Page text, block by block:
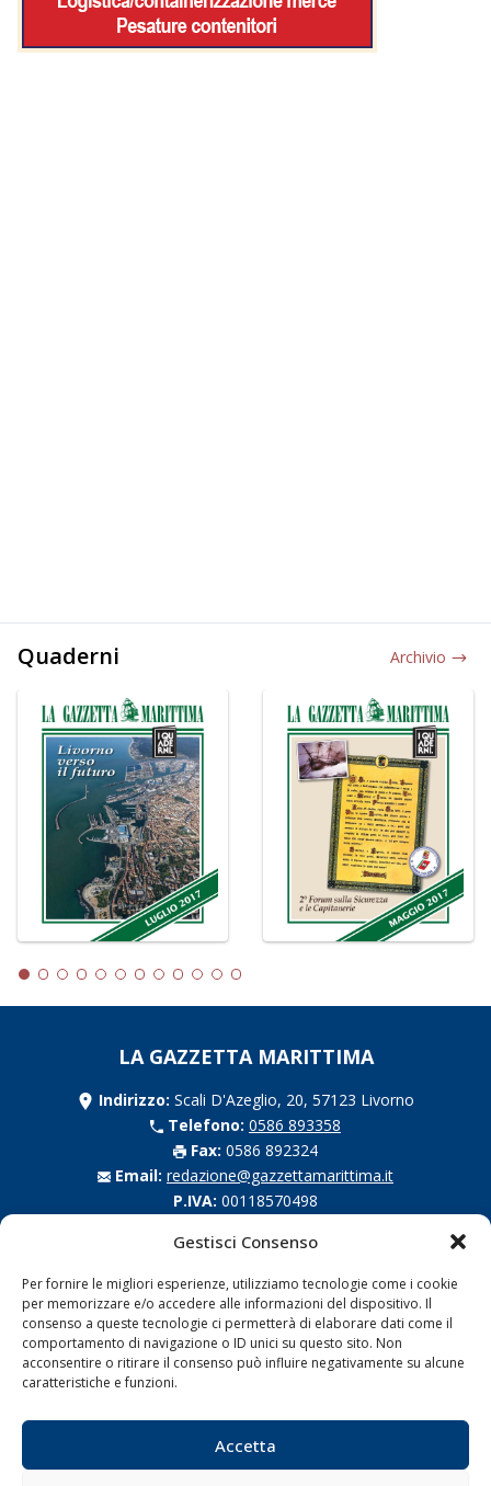
Gestisci Consenso
Per fornire le migliori esperienze, utilizziamo tecnologie come i cookie
per memorizzare e/o accedere alle informazioni del dispositivo. Il
consenso a queste tecnologie ci permetterà di elaborare dati come il
comportamento di navigazione o ID unici su questo sito. Non
acconsentire o ritirare il consenso può influire negativamente su alcune
caratteristiche e funzioni.
Accetta
Quaderni Archivio
LA GAZZETTA MARITTIMA
Indirizzo: Scali D'Azeglio, 20, 57123 Livorno
Telefono: 0586 893358
Fax: 0586 892324
Email: redazione@gazzettamarittima.it
P.IVA: 00118570498
del Tribunale di Livorno n. 217 del 10 giugno 1968 - N°
della Società Editoriale Marittima a r.l.: N° 1301 Iscrizione
della testata elettronica La Gazzetta Marittima al Tribunale
di Livorno del 15/09/2010.
LINK
Porti/Interporti